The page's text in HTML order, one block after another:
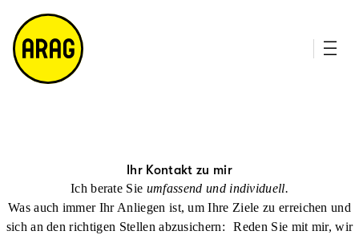
m
a
p
Ihr Kontakt zu mir
Ich berate Sie umfassend und individuell.
Was auch immer Ihr Anliegen ist, um Ihre Ziele zu erreichen und
sich an den richtigen Stellen abzusichern: Reden Sie mit mir, wir